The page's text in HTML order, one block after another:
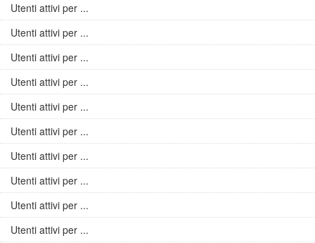
Utenti attivi per ...
Utenti attivi per ...
Utenti attivi per ...
Utenti attivi per ...
Utenti attivi per ...
Utenti attivi per ...
Utenti attivi per ...
Utenti attivi per ...
Utenti attivi per ...
Utenti attivi per ...